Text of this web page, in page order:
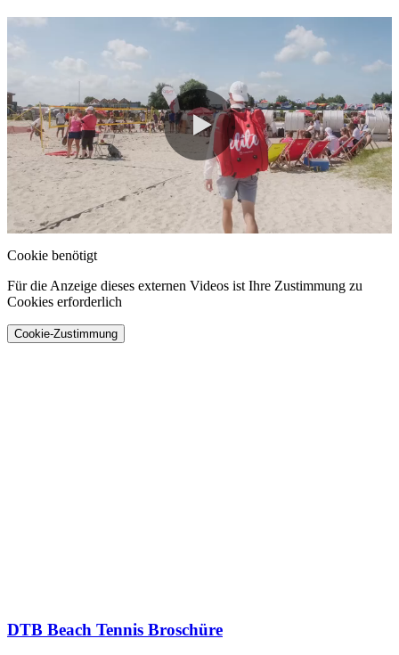
0:00 / 1:28
Cookie benötigt
Für die Anzeige dieses externen Videos ist Ihre Zustimmung zu
Cookies erforderlich
Cookie-Zustimmung
DTB Beach Tennis Broschüre